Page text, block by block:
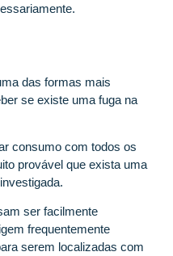
das formas mais
se existe uma fuga na
consumo com todos os
provável que exista uma
ser facilmente
frequentemente
serem localizadas com